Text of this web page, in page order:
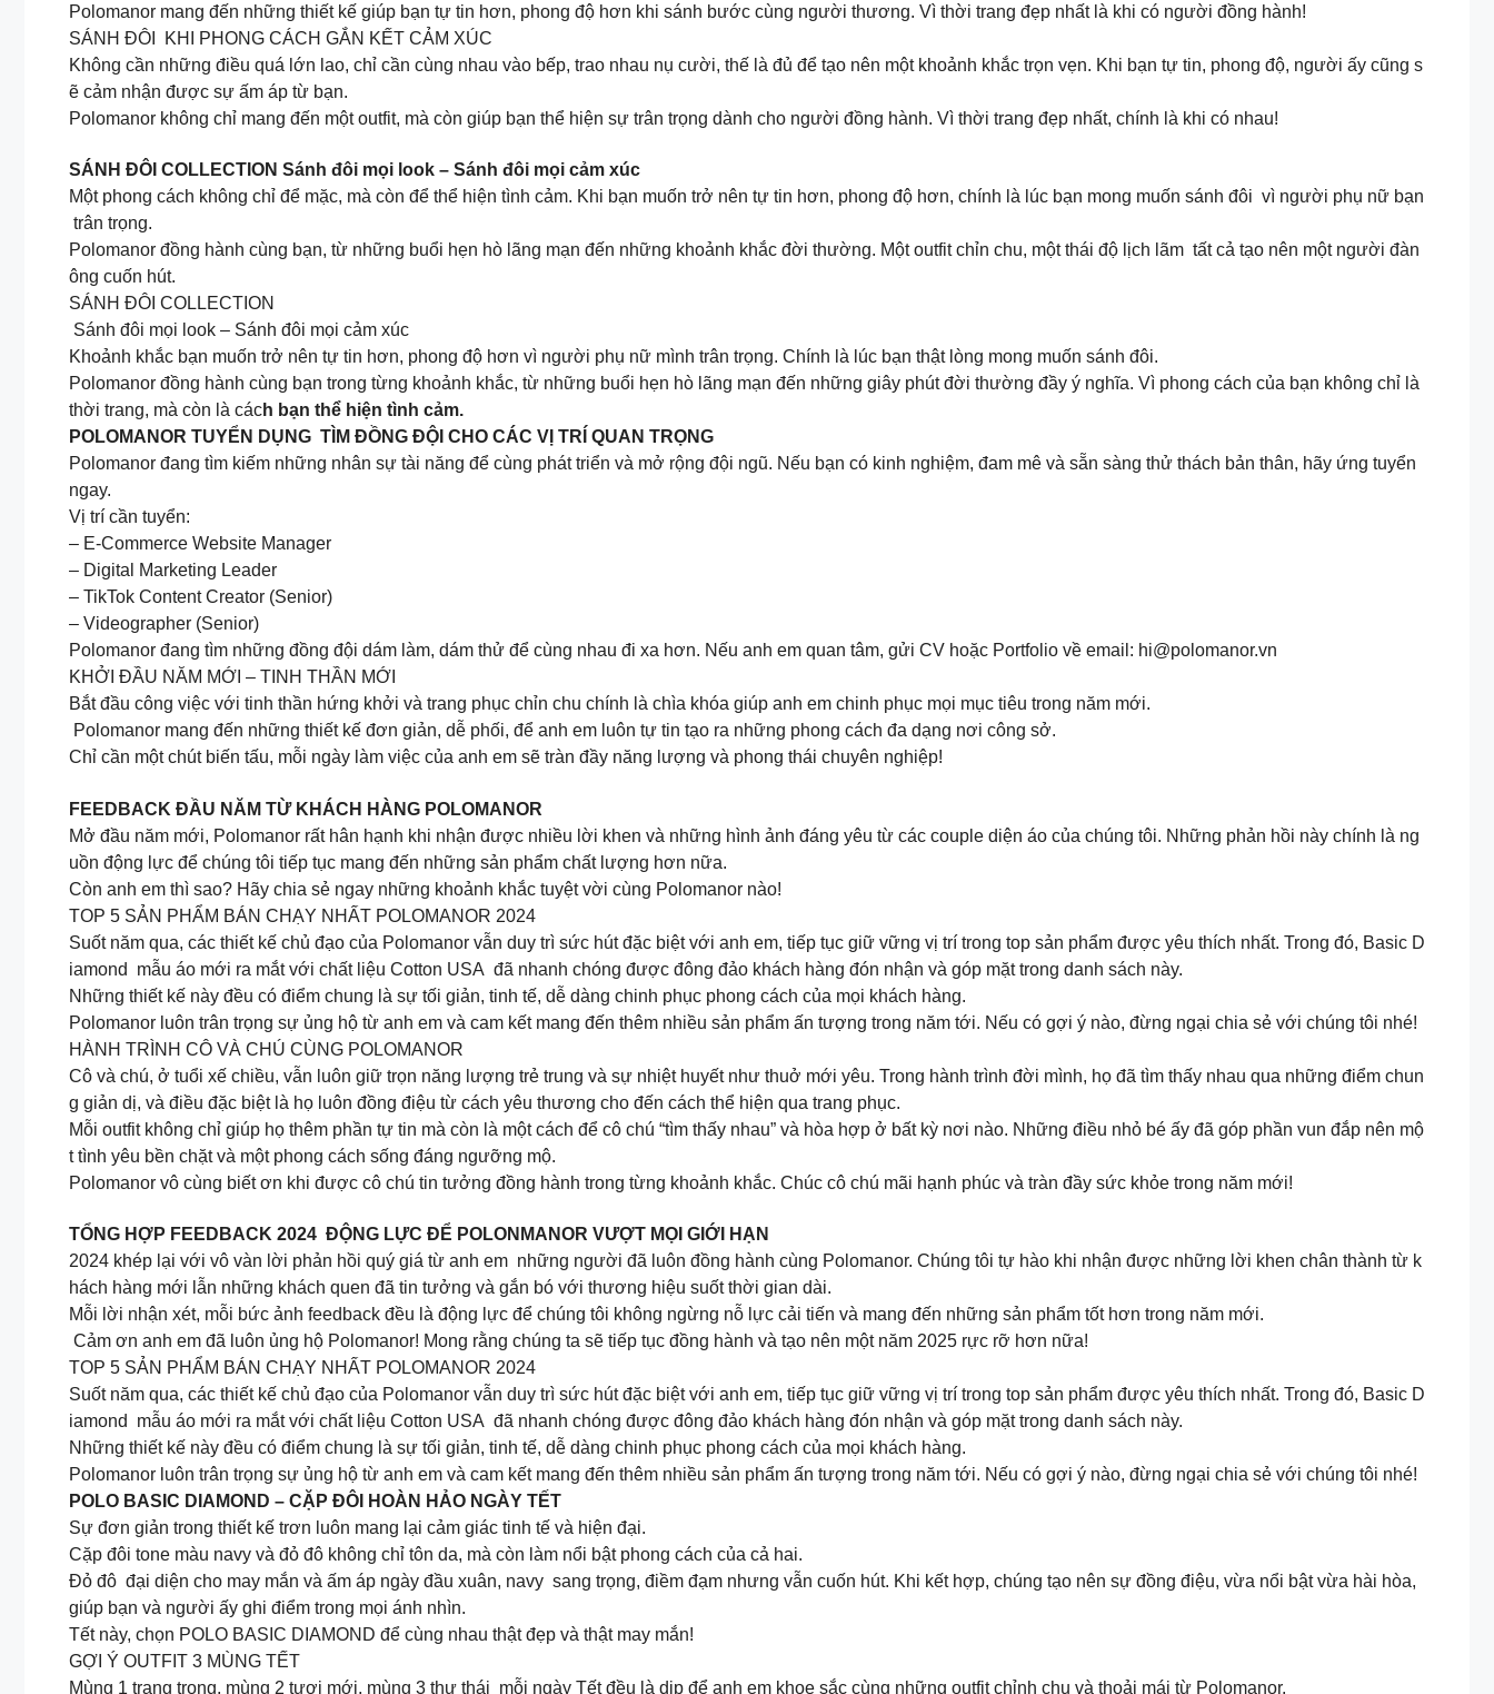
Polomanor mang đến những thiết kế giúp bạn tự tin hơn, phong độ hơn khi sánh bước cùng người thương. Vì thời trang đẹp nhất là khi có người đồng hành!
SÁNH ĐÔI KHI PHONG CÁCH GẮN KẾT CẢM XÚC
Không cần những điều quá lớn lao, chỉ cần cùng nhau vào bếp, trao nhau nụ cười, thế là đủ để tạo nên một khoảnh khắc trọn vẹn. Khi bạn tự tin, phong độ, người ấy cũng s
ẽ cảm nhận được sự ấm áp từ bạn.
Polomanor không chỉ mang đến một outfit, mà còn giúp bạn thể hiện sự trân trọng dành cho người đồng hành. Vì thời trang đẹp nhất, chính là khi có nhau!
SÁNH ĐÔI COLLECTION Sánh đôi mọi look – Sánh đôi mọi cảm xúc
Một phong cách không chỉ để mặc, mà còn để thể hiện tình cảm. Khi bạn muốn trở nên tự tin hơn, phong độ hơn, chính là lúc bạn mong muốn sánh đôi vì người phụ nữ bạn
trân trọng.
Polomanor đồng hành cùng bạn, từ những buổi hẹn hò lãng mạn đến những khoảnh khắc đời thường. Một outfit chỉn chu, một thái độ lịch lãm tất cả tạo nên một người đàn
ông cuốn hút.
SÁNH ĐÔI COLLECTION
Sánh đôi mọi look – Sánh đôi mọi cảm xúc
Khoảnh khắc bạn muốn trở nên tự tin hơn, phong độ hơn vì người phụ nữ mình trân trọng. Chính là lúc bạn thật lòng mong muốn sánh đôi.
Polomanor đồng hành cùng bạn trong từng khoảnh khắc, từ những buổi hẹn hò lãng mạn đến những giây phút đời thường đầy ý nghĩa. Vì phong cách của bạn không chỉ là
thời trang, mà còn là cách bạn thể hiện tình cảm.
POLOMANOR TUYỂN DỤNG TÌM ĐỒNG ĐỘI CHO CÁC VỊ TRÍ QUAN TRỌNG
Polomanor đang tìm kiếm những nhân sự tài năng để cùng phát triển và mở rộng đội ngũ. Nếu bạn có kinh nghiệm, đam mê và sẵn sàng thử thách bản thân, hãy ứng tuyển
ngay.
Vị trí cần tuyển:
– E-Commerce Website Manager
– Digital Marketing Leader
– TikTok Content Creator (Senior)
– Videographer (Senior)
Polomanor đang tìm những đồng đội dám làm, dám thử để cùng nhau đi xa hơn. Nếu anh em quan tâm, gửi CV hoặc Portfolio về email: hi@polomanor.vn
KHỞI ĐẦU NĂM MỚI – TINH THẦN MỚI
Bắt đầu công việc với tinh thần hứng khởi và trang phục chỉn chu chính là chìa khóa giúp anh em chinh phục mọi mục tiêu trong năm mới.
Polomanor mang đến những thiết kế đơn giản, dễ phối, để anh em luôn tự tin tạo ra những phong cách đa dạng nơi công sở.
Chỉ cần một chút biến tấu, mỗi ngày làm việc của anh em sẽ tràn đầy năng lượng và phong thái chuyên nghiệp!
FEEDBACK ĐẦU NĂM TỪ KHÁCH HÀNG POLOMANOR
Mở đầu năm mới, Polomanor rất hân hạnh khi nhận được nhiều lời khen và những hình ảnh đáng yêu từ các couple diện áo của chúng tôi. Những phản hồi này chính là ng
uồn động lực để chúng tôi tiếp tục mang đến những sản phẩm chất lượng hơn nữa.
Còn anh em thì sao? Hãy chia sẻ ngay những khoảnh khắc tuyệt vời cùng Polomanor nào!
TOP 5 SẢN PHẨM BÁN CHẠY NHẤT POLOMANOR 2024
Suốt năm qua, các thiết kế chủ đạo của Polomanor vẫn duy trì sức hút đặc biệt với anh em, tiếp tục giữ vững vị trí trong top sản phẩm được yêu thích nhất. Trong đó, Basic D
iamond mẫu áo mới ra mắt với chất liệu Cotton USA đã nhanh chóng được đông đảo khách hàng đón nhận và góp mặt trong danh sách này.
Những thiết kế này đều có điểm chung là sự tối giản, tinh tế, dễ dàng chinh phục phong cách của mọi khách hàng.
Polomanor luôn trân trọng sự ủng hộ từ anh em và cam kết mang đến thêm nhiều sản phẩm ấn tượng trong năm tới. Nếu có gợi ý nào, đừng ngại chia sẻ với chúng tôi nhé!
HÀNH TRÌNH CÔ VÀ CHÚ CÙNG POLOMANOR
Cô và chú, ở tuổi xế chiều, vẫn luôn giữ trọn năng lượng trẻ trung và sự nhiệt huyết như thuở mới yêu. Trong hành trình đời mình, họ đã tìm thấy nhau qua những điểm chun
g giản dị, và điều đặc biệt là họ luôn đồng điệu từ cách yêu thương cho đến cách thể hiện qua trang phục.
Mỗi outfit không chỉ giúp họ thêm phần tự tin mà còn là một cách để cô chú “tìm thấy nhau” và hòa hợp ở bất kỳ nơi nào. Những điều nhỏ bé ấy đã góp phần vun đắp nên mộ
t tình yêu bền chặt và một phong cách sống đáng ngưỡng mộ.
Polomanor vô cùng biết ơn khi được cô chú tin tưởng đồng hành trong từng khoảnh khắc. Chúc cô chú mãi hạnh phúc và tràn đầy sức khỏe trong năm mới!
TỔNG HỢP FEEDBACK 2024 ĐỘNG LỰC ĐỂ POLONMANOR VƯỢT MỌI GIỚI HẠN
2024 khép lại với vô vàn lời phản hồi quý giá từ anh em những người đã luôn đồng hành cùng Polomanor. Chúng tôi tự hào khi nhận được những lời khen chân thành từ k
hách hàng mới lẫn những khách quen đã tin tưởng và gắn bó với thương hiệu suốt thời gian dài.
Mỗi lời nhận xét, mỗi bức ảnh feedback đều là động lực để chúng tôi không ngừng nỗ lực cải tiến và mang đến những sản phẩm tốt hơn trong năm mới.
Cảm ơn anh em đã luôn ủng hộ Polomanor! Mong rằng chúng ta sẽ tiếp tục đồng hành và tạo nên một năm 2025 rực rỡ hơn nữa!
TOP 5 SẢN PHẨM BÁN CHẠY NHẤT POLOMANOR 2024
Suốt năm qua, các thiết kế chủ đạo của Polomanor vẫn duy trì sức hút đặc biệt với anh em, tiếp tục giữ vững vị trí trong top sản phẩm được yêu thích nhất. Trong đó, Basic D
iamond mẫu áo mới ra mắt với chất liệu Cotton USA đã nhanh chóng được đông đảo khách hàng đón nhận và góp mặt trong danh sách này.
Những thiết kế này đều có điểm chung là sự tối giản, tinh tế, dễ dàng chinh phục phong cách của mọi khách hàng.
Polomanor luôn trân trọng sự ủng hộ từ anh em và cam kết mang đến thêm nhiều sản phẩm ấn tượng trong năm tới. Nếu có gợi ý nào, đừng ngại chia sẻ với chúng tôi nhé!
POLO BASIC DIAMOND – CẶP ĐÔI HOÀN HẢO NGÀY TẾT
Sự đơn giản trong thiết kế trơn luôn mang lại cảm giác tinh tế và hiện đại.
Cặp đôi tone màu navy và đỏ đô không chỉ tôn da, mà còn làm nổi bật phong cách của cả hai.
Đỏ đô đại diện cho may mắn và ấm áp ngày đầu xuân, navy sang trọng, điềm đạm nhưng vẫn cuốn hút. Khi kết hợp, chúng tạo nên sự đồng điệu, vừa nổi bật vừa hài hòa,
giúp bạn và người ấy ghi điểm trong mọi ánh nhìn.
Tết này, chọn POLO BASIC DIAMOND để cùng nhau thật đẹp và thật may mắn!
GỢI Ý OUTFIT 3 MÙNG TẾT
Mùng 1 trang trọng, mùng 2 tươi mới, mùng 3 thư thái mỗi ngày Tết đều là dịp để anh em khoe sắc cùng những outfit chỉnh chu và thoải mái từ Polomanor.